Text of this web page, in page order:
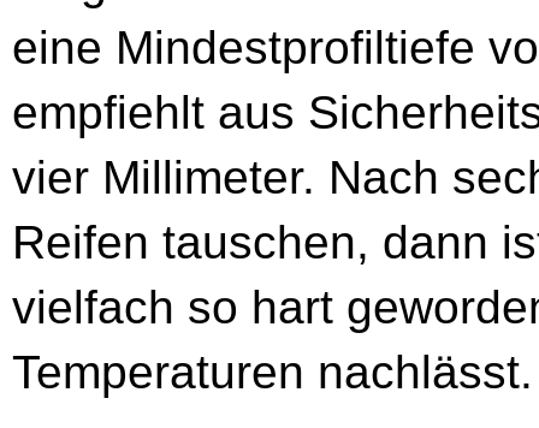
eine Mindestprofiltiefe
empfiehlt aus
vier Millimeter. Nach
Reifen tauschen, dann
vielfach so hart
Temperaturen nachlässt.